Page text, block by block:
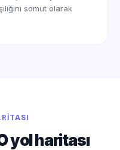
somut olarak
yol haritası